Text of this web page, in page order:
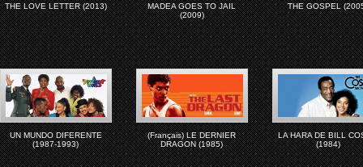
THE LOVE LETTER (2013)
MADEA GOES TO JAIL
(2009)
THE GOSPEL
UN MUNDO DIFERENTE
(1987-1993)
(Français) LE DERNIER
DRAGON (1985)
LA HARA DE BILL
(1984)